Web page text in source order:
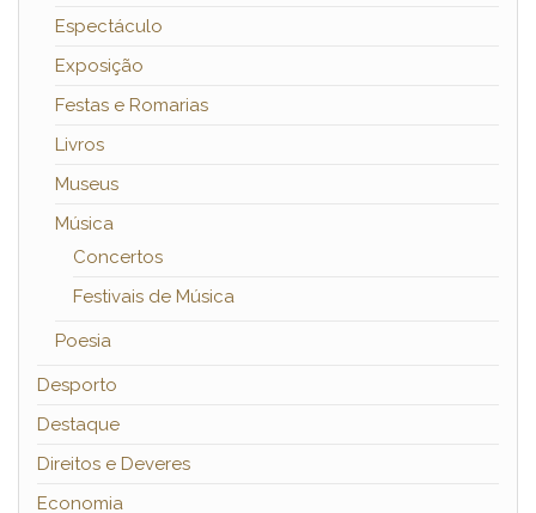
Espectáculo
Exposição
Festas e Romarias
Livros
Museus
Música
Concertos
Festivais de Música
Poesia
Desporto
Destaque
Direitos e Deveres
Economia